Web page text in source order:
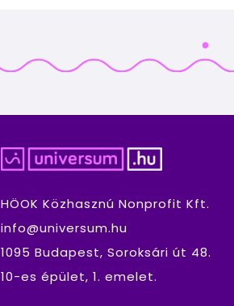
HÖOK Közhasznú Nonprofit Kft.
info@universum.hu
1095 Budapest, Soroksári út 48.
10-es épület, 1. emelet.